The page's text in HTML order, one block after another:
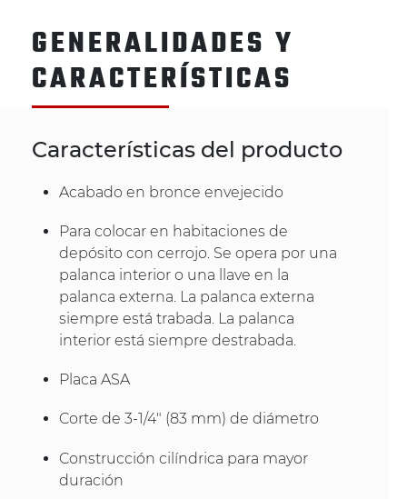
GENERALIDADES Y
CARACTERÍSTICAS
Características del producto
Acabado en bronce envejecido
Para colocar en habitaciones de
depósito con cerrojo. Se opera por una
palanca interior o una llave en la
palanca externa. La palanca externa
siempre está trabada. La palanca
interior está siempre destrabada.
Placa ASA
Corte de 3-1/4" (83 mm) de diámetro
Construcción cilíndrica para mayor
duración